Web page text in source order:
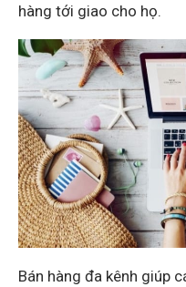
hàng tới giao cho họ.
Bán hàng đa kênh giúp